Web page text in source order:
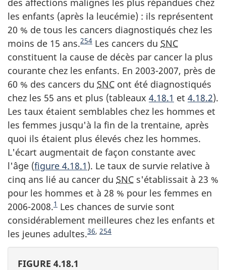
des affections malignes les plus répandues chez
les enfants (après la leucémie) : ils représentent
20 % de tous les cancers diagnostiqués chez les
moins de 15 ans.
Note du fin du texte
254 Les cancers du SNC
constituent la cause de décès par cancer la plus
courante chez les enfants. En 2003-2007, près de
60 % des cancers du SNC ont été diagnostiqués
chez les 55 ans et plus (tableaux 4.18.1 et 4.18.2).
Les taux étaient semblables chez les hommes et
les femmes jusqu'à la fin de la trentaine, après
quoi ils étaient plus élevés chez les hommes.
L'écart augmentait de façon constante avec
l'âge (figure 4.18.1). Le taux de survie relative à
cinq ans lié au cancer du SNC s'établissait à 23 %
pour les hommes et à 28 % pour les femmes en
2006-2008.
Note du fin du texte
1 Les chances de survie sont
considérablement meilleures chez les enfants et
les jeunes adultes.
Note du fin du texte
36,
Note du fin du texte
254
FIGURE 4.18.1